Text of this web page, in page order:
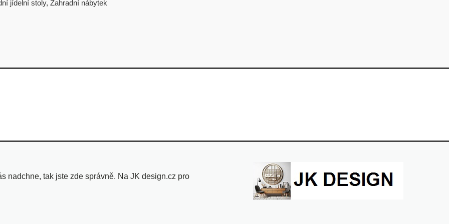
jídelní stoly, Zahradní nábytek
nadchne, tak jste zde správně. Na JK design.cz pro